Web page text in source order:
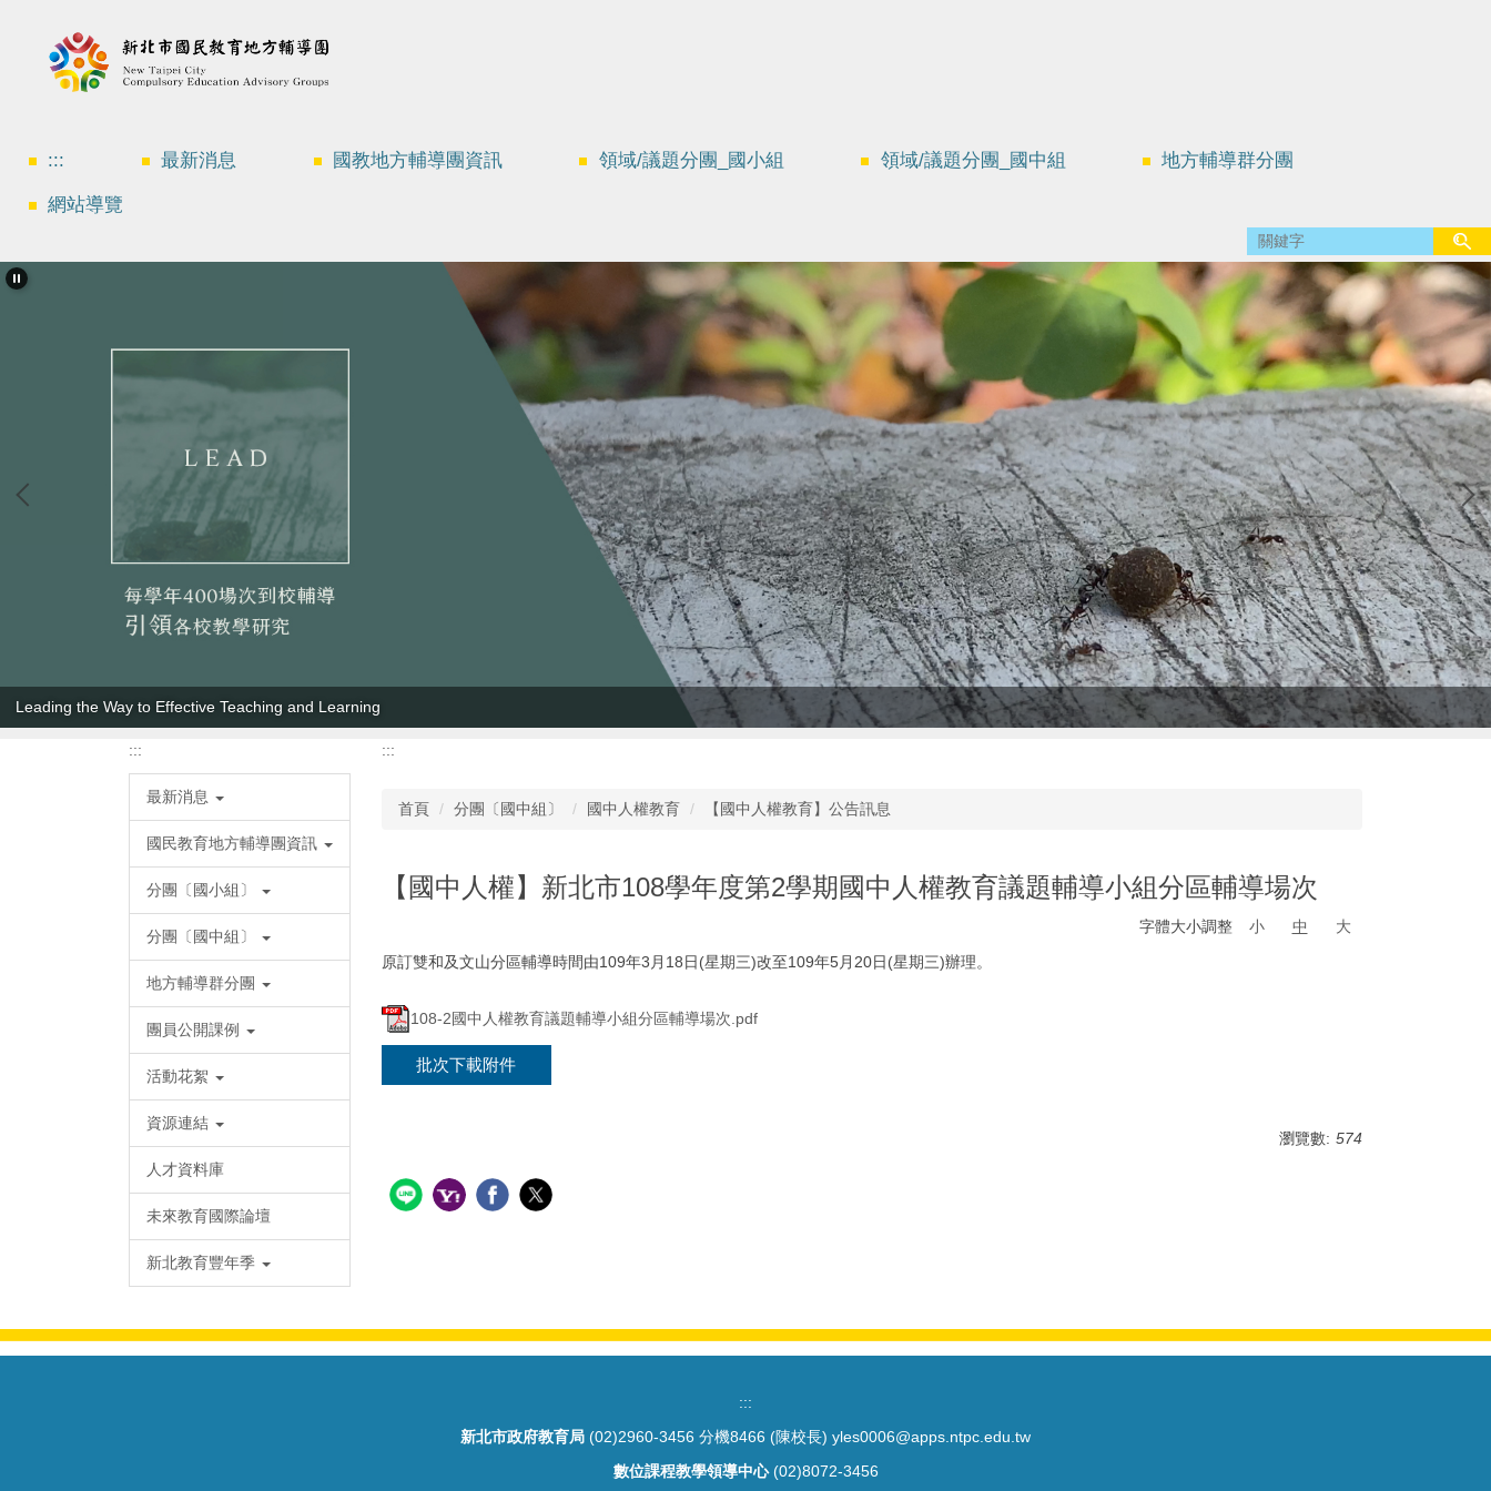
::: 最新消息 國教地方輔導團資訊 領域/議題分團_國小組 領域/議題分團_國中組 地方輔導群分團
網站導覽
Leading the Way to Effective Teaching and Learning
:::
最新消息
國民教育地方輔導團資訊
分團〔國小組〕
分團〔國中組〕
地方輔導群分團
團員公開課例
活動花絮
資源連結
人才資料庫
未來教育國際論壇
新北教育豐年季
:::
首頁 分團〔國中組〕 國中人權教育 【國中人權教育】公告訊息
【國中人權】新北市108學年度第2學期國中人權教育議題輔導小組分區輔導場次
字體大小調整 小 中
大
原訂雙和及文山分區輔導時間由109年3月18日(星期三)改至109年5月20日(星期三)辦理。
108-2國中人權教育議題輔導小組分區輔導場次.pdf
批次下載附件
瀏覽數: 574
:::
新北市政府教育局 (02)2960-3456 分機8466 (陳校長) yles0006@apps.ntpc.edu.tw
數位課程教學領導中心(02)8072-3456